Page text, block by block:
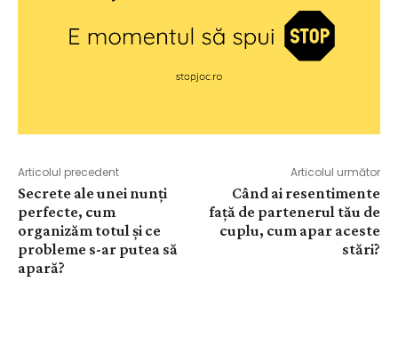
Articolul precedent
Secrete ale unei nunți
perfecte, cum
organizăm totul și ce
probleme s-ar putea să
apară?
Articolul următor
Când ai resentimente
față de partenerul tău de
cuplu, cum apar aceste
stări?